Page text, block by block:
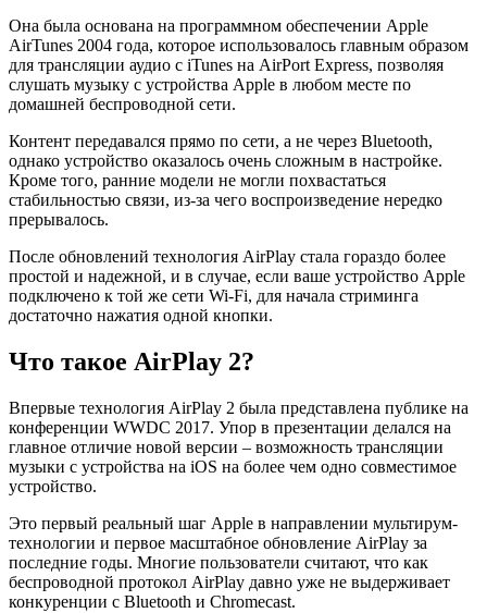
Она была основана на программном обеспечении Apple
AirTunes 2004 года, которое использовалось главным образом
для трансляции аудио с iTunes на AirPort Express, позволяя
слушать музыку с устройства Apple в любом месте по
домашней беспроводной сети.
Контент передавался прямо по сети, а не через Bluetooth,
однако устройство оказалось очень сложным в настройке.
Кроме того, ранние модели не могли похвастаться
стабильностью связи, из-за чего воспроизведение нередко
прерывалось.
После обновлений технология AirPlay стала гораздо более
простой и надежной, и в случае, если ваше устройство Apple
подключено к той же сети Wi-Fi, для начала стриминга
достаточно нажатия одной кнопки.
Что такое AirPlay 2?
Впервые технология AirPlay 2 была представлена публике на
конференции WWDC 2017. Упор в презентации делался на
главное отличие новой версии – возможность трансляции
музыки с устройства на iOS на более чем одно совместимое
устройство.
Это первый реальный шаг Apple в направлении мультирум-
технологии и первое масштабное обновление AirPlay за
последние годы. Многие пользователи считают, что как
беспроводной протокол AirPlay давно уже не выдерживает
конкуренции с Bluetooth и Chromecast.